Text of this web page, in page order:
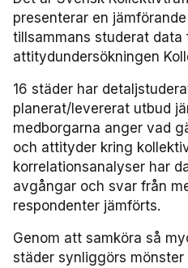
Användare
Användare
Användare Koll­bar
Biljettkontroll­nätverket
Bussdepå­nätverket 2023
Chefs­nätverket 2022
Försäljnings­nätverket 2025
Försäljnings­nätverket 2023
Försäljnings­nätverket 2022
Järnvägs­nätverket
Kommunikations­nätverket
Kommunikations­nätverket
Kommunikations­nätverket
Kommunikations­nätverket
Nätverket Serviceresor
Serviceresor 2026
Serviceresor 2025
Serviceresor 2024
Miljö­nätverket
Miljö­nätverket 2026
Miljö­nätverket 2025
Samverkans­forum Kris och
Kris och beredskap 2026
Samverkans­forum
presenterar en
tillsammans studerat
attitydundersökningen
16 städer har
planerat/levererat utbud
medborgarna anger vad
och attityder kring
korrelationsanalyser har
avgångar och svar från
respondenter jämförts.
Genom att samköra så
städer synliggörs